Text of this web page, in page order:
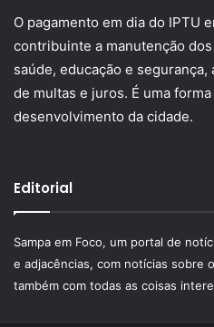
O pagamento em dia do IPTU
contribuinte a manutenção
saúde, educação e
de multas e juros. É uma
desenvolvimento da cidade.
Editorial
Sampa em Foco, um portal de
e adjacências, com notícias sobre
também com todas as coisas